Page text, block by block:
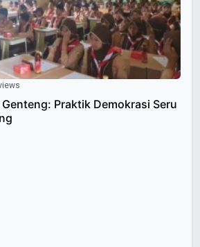
Genteng: Praktik Demokrasi Seru